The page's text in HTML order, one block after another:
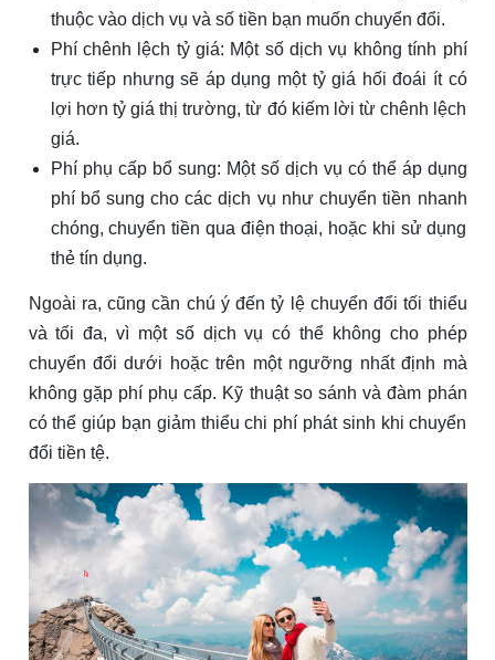
thuộc vào dịch vụ và số tiền bạn muốn chuyển đổi.
Phí chênh lệch tỷ giá: Một số dịch vụ không tính phí
trực tiếp nhưng sẽ áp dụng một tỷ giá hối đoái ít có
lợi hơn tỷ giá thị trường, từ đó kiếm lời từ chênh lệch
giá.
Phí phụ cấp bổ sung: Một số dịch vụ có thể áp dụng
phí bổ sung cho các dịch vụ như chuyển tiền nhanh
chóng, chuyển tiền qua điện thoại, hoặc khi sử dụng
thẻ tín dụng.
Ngoài ra, cũng cần chú ý đến tỷ lệ chuyển đổi tối thiểu
và tối đa, vì một số dịch vụ có thể không cho phép
chuyển đổi dưới hoặc trên một ngưỡng nhất định mà
không gặp phí phụ cấp. Kỹ thuật so sánh và đàm phán
có thể giúp bạn giảm thiểu chi phí phát sinh khi chuyển
đổi tiền tệ.